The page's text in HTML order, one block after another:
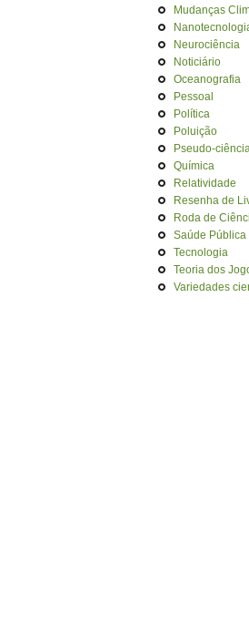
Mudanças
Neurociência
Noticiário
Oceanografia
Pessoal
Política
Poluição
Pseudo-
Química
Relatividade
Resenha de
Roda de
Saúde Pública
Tecnologia
Teoria dos
Variedades